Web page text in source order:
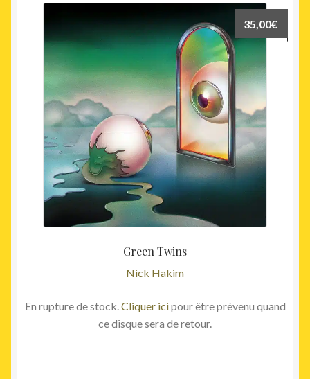
Green Twins
Nick Hakim
35,00€
En rupture de stock. Cliquer icipour être prévenu quand
ce disque sera de retour.